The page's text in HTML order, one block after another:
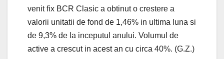
venit fix BCR Clasic a obtinut o crestere a
valorii unitatii de fond de 1,46% in ultima luna si
de 9,3% de la inceputul anului. Volumul de
active a crescut in acest an cu circa 40%. (G.Z.)